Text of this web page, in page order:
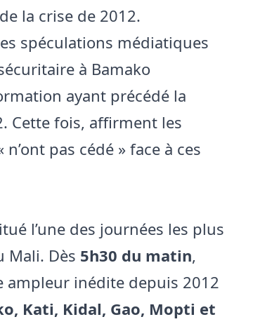
la crise de 2012.
spéculations médiatiques
à Bamako
ayant précédé la
Cette fois, affirment les
pas cédé » face à ces
l’une des journées les plus
Mali. Dès 5h30 du matin,
ampleur inédite depuis 2012
Kati, Kidal, Gao, Mopti et